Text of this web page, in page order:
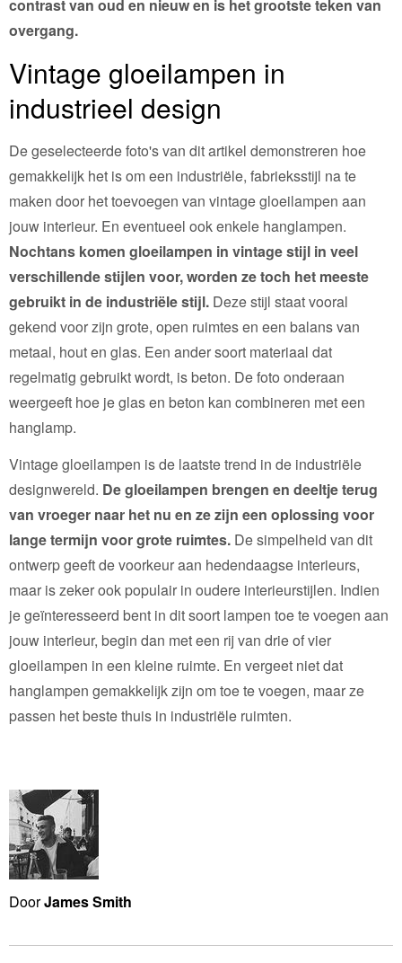
contrast van oud en nieuw en is het grootste teken van
overgang.
Vintage gloeilampen in
industrieel design
De geselecteerde foto's van dit artikel demonstreren hoe
gemakkelijk het is om een industriële, fabrieksstijl na te
maken door het toevoegen van vintage gloeilampen aan
jouw interieur. En eventueel ook enkele hanglampen.
Nochtans komen gloeilampen in vintage stijl in veel
verschillende stijlen voor, worden ze toch het meeste
gebruikt in de industriële stijl. Deze stijl staat vooral
gekend voor zijn grote, open ruimtes en een balans van
metaal, hout en glas. Een ander soort materiaal dat
regelmatig gebruikt wordt, is beton. De foto onderaan
weergeeft hoe je glas en beton kan combineren met een
hanglamp.
Vintage gloeilampen is de laatste trend in de industriële
designwereld. De gloeilampen brengen en deeltje terug
van vroeger naar het nu en ze zijn een oplossing voor
lange termijn voor grote ruimtes. De simpelheid van dit
ontwerp geeft de voorkeur aan hedendaagse interieurs,
maar is zeker ook populair in oudere interieurstijlen. Indien
je geïnteresseerd bent in dit soort lampen toe te voegen aan
jouw interieur, begin dan met een rij van drie of vier
gloeilampen in een kleine ruimte. En vergeet niet dat
hanglampen gemakkelijk zijn om toe te voegen, maar ze
passen het beste thuis in industriële ruimten.
DoorJames Smith